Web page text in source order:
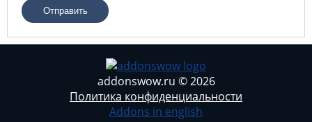
Отправить
addonswow.ru © 2026
Политика конфиденциальности
Addons in english